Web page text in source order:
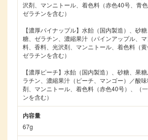
沢剤、マンニトール、着色料（赤色40号、青
ゼラチンを含む）
【濃厚パイナップル】水飴（国内製造）、砂
糖、ゼラチン、濃縮果汁（パインアップル、
料、香料、光沢剤、マンニトール、着色料（
ゼラチンを含む）
【濃厚ピーチ】水飴（国内製造）、砂糖、果
ラチン、濃縮果汁（ピーチ、マンゴー）／酸
剤、マンニトール、着色料（赤色40号）、（
ンを含む）
内容量
67g